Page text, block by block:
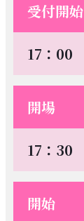
受付開始
17：00
開場
17：30
開始